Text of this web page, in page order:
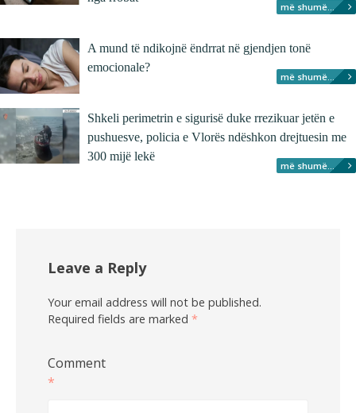
më shumë...
A mund të ndikojnë ëndrrat në gjendjen tonë
emocionale?
më shumë...
Shkeli perimetrin e sigurisë duke rrezikuar jetën e
pushuesve, policia e Vlorës ndëshkon drejtuesin me
300 mijë lekë
më shumë...
Leave a Reply
Your email address will not be published.
Required fields are marked *
Comment
*